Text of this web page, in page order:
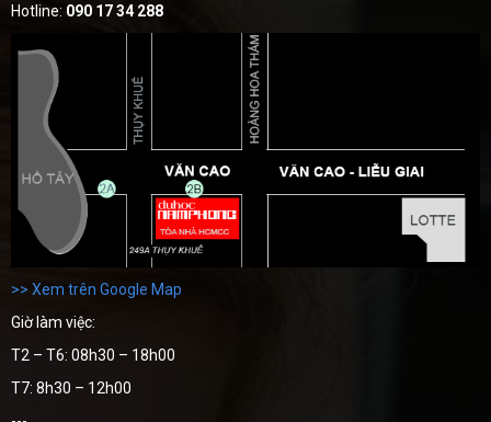
Hotline: 090 17 34 288
>> Xem trên Google Map
Giờ làm việc:
T2 – T6: 08h30 – 18h00
T7: 8h30 – 12h00